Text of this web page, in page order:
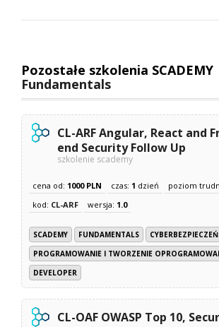
Pozostałe szkolenia SCADEMY
Fundamentals
CL-ARF Angular, React and
end Security Follow Up
szkolenie scademy
cena od: 1000 PLN czas: 1 dzień poziom
kod: CL-ARF wersja: 1.0
SCADEMY FUNDAMENTALS
PROGRAMOWANIE I TWORZENIE
DEVELOPER
CL-OAF OWASP Top 10,